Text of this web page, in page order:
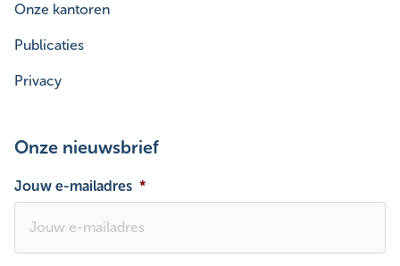
Onze kantoren
Publicaties
Privacy
Onze nieuwsbrief
Jouw e-mailadres *